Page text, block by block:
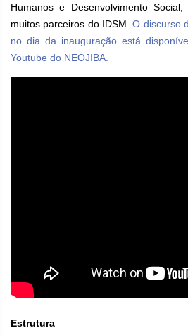
Humanos e Desenvolvimento
muitos parceiros do IDSM.O discurso
no dia da inauguração está
Youtube do NEOJIBA.
Estrutura